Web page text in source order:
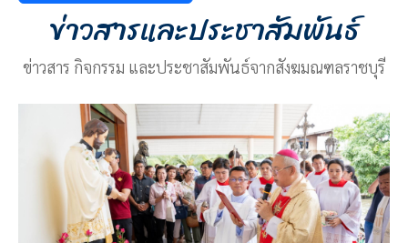
ข่าวสารและประชาสัมพันธ์
ข่าวสาร กิจกรรม และประชาสัมพันธ์จากสังฆมณฑลราชบุรี